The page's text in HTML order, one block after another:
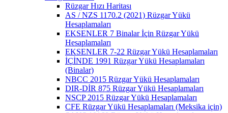
Rüzgar Hızı Haritası
AS / NZS 1170.2 (2021) Rüzgar Yükü
Hesaplamaları
EKSENLER 7 Binalar İçin Rüzgar Yükü
Hesaplamaları
EKSENLER 7-22 Rüzgar Yükü Hesaplamaları
İÇİNDE 1991 Rüzgar Yükü Hesaplamaları
(Binalar)
NBCC 2015 Rüzgar Yükü Hesaplamaları
DIR-DİR 875 Rüzgar Yükü Hesaplamaları
NSCP 2015 Rüzgar Yükü Hesaplamaları
CFE Rüzgar Yükü Hesaplamaları (Meksika için)